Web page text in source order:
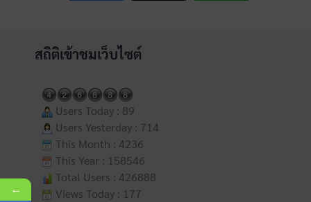
สถิติเข้าชมเว็บไซต์
Users Today : 89
Users Yesterday : 714
This Month : 4236
This Year : 158546
Total Users : 426888
Views Today : 177
←